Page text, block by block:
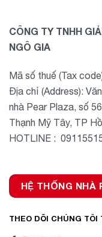
CÔNG TY TNHH
NGÔ GIA
Mã số thuế (Tax
Địa chỉ (Address):
nhà Pear Plaza, số
Thạnh Mỹ Tây, TP
HOTLINE :
HỆ THỐNG NHÀ
THEO DÕI CHÚNG TÔI